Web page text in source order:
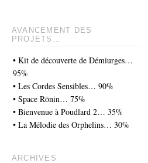
AVANCEMENT DES
PROJETS…
• Kit de découverte de Démiurges…
95%
• Les Cordes Sensibles… 90%
• Space Rōnin… 75%
• Bienvenue à Poudlard 2… 35%
• La Mélodie des Orphelins… 30%
ARCHIVES